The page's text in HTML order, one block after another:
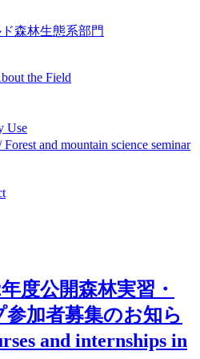
Shizuoka University
the Field
Use
and mountain science seminar
度公開森林実習・
加者募集のお知ら
and internships in